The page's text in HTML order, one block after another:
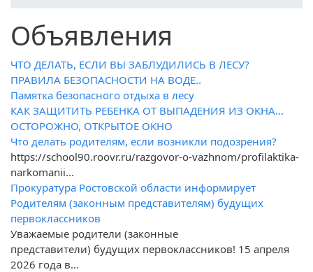
Объявления
ЧТО ДЕЛАТЬ, ЕСЛИ ВЫ ЗАБЛУДИЛИСЬ В ЛЕСУ?
ПРАВИЛА БЕЗОПАСНОСТИ НА ВОДЕ..
Памятка безопасного отдыха в лесу
КАК ЗАЩИТИТЬ РЕБЕНКА ОТ ВЫПАДЕНИЯ ИЗ ОКНА...
ОСТОРОЖНО, ОТКРЫТОЕ ОКНО
Что делать родителям, если возникли подозрения?
https://school90.roovr.ru/razgovor-o-vazhnom/profilaktika-
narkomanii...
Прокуратура Ростовской области информирует
Родителям (законным представителям) будущих
первоклассников
Уважаемые родители (законные
представители) будущих первоклассников! 15 апреля
2026 года в...